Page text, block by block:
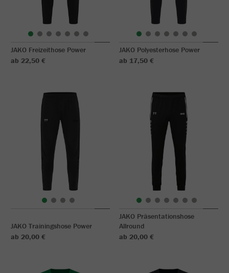
JAKO Freizeithose Power
ab 22,50 €
JAKO Polyesterhose Power
ab 17,50 €
JAKO Trainingshose Power
ab 20,00 €
JAKO Präsentationshose
Allround
ab 20,00 €